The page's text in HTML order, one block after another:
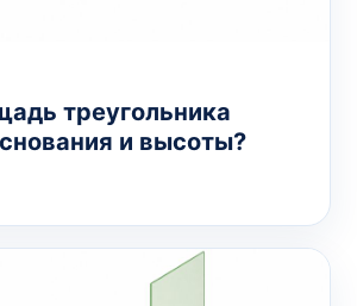
треугольника
и высоты?